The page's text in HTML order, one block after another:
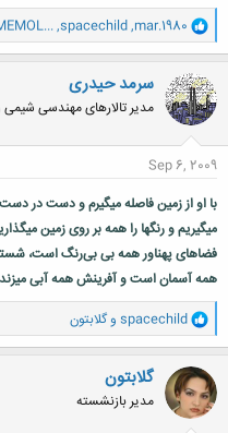
و
ا
ک
ن
ش
ه
ا
mar.1980
,
spacechild
,
سرمد حیدری
مدیر تالارهای مهندسی
Sep 6, 2009
با او از زمین فاصله میگیرم و دست در
میگیریم و رنگها را همه بر روی زمین
فضاهای پهناور همه بی بی‌رنگ است،
همه آسمان است و آفرینش همه آبی
و
ا
ک
ن
ش
ه
ا
spacechild وگلابتون
گلابتون
مدیر بازنشسته